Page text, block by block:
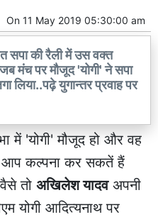
On 11 May 2019 05:30:00 am
सपा की रैली में उस वक्त
मंच पर मौजूद 'योगी' ने सपा
लिया..पढ़े युगान्तर प्रवाह पर
में 'योगी' मौजूद हो और वह
आप कल्पना कर सकतें हैं
तो अखिलेश यादवअपनी
योगी आदित्यनाथ पर